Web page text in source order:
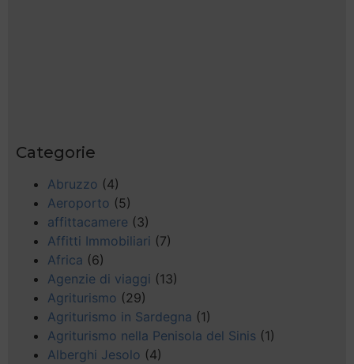
Categorie
Abruzzo (4)
Aeroporto (5)
affittacamere (3)
Affitti Immobiliari (7)
Africa (6)
Agenzie di viaggi (13)
Agriturismo (29)
Agriturismo in Sardegna (1)
Agriturismo nella Penisola del Sinis (1)
Alberghi Jesolo (4)